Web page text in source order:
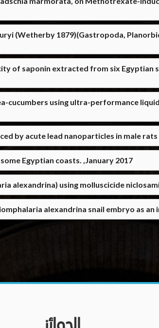
(Wetherby 1879)(Gastropoda,
of saponin extracted from six Egyptian
cucumbers using ultra-performance
by acute lead nanoparticles in male rats
Egyptian coasts. ,January 2017
alexandrina) using molluscicide
alexandrina snail embryo as an
الجوائز